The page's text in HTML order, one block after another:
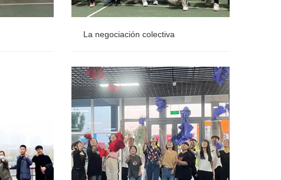
La negociación colectiva
La negociación colectiva